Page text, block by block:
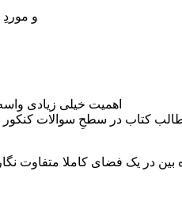
– و
– اهمیت خیلی زیادی
کتاب در سطحِ سوالات کنکور
بین در یک فضای کاملا متفاوت